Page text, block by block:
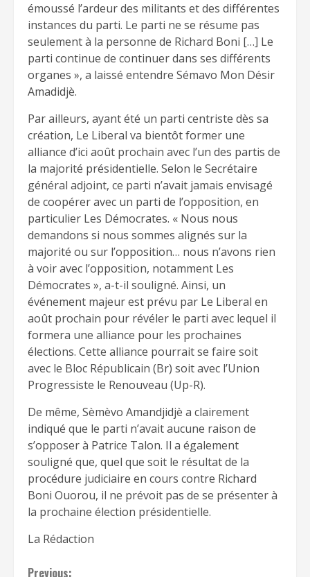
émoussé l’ardeur des militants et des différentes
instances du parti. Le parti ne se résume pas
seulement à la personne de Richard Boni […] Le
parti continue de continuer dans ses différents
organes », a laissé entendre Sémavo Mon Désir
Amadidjè.
Par ailleurs, ayant été un parti centriste dès sa
création, Le Liberal va bientôt former une
alliance d’ici août prochain avec l’un des partis de
la majorité présidentielle. Selon le Secrétaire
général adjoint, ce parti n’avait jamais envisagé
de coopérer avec un parti de l’opposition, en
particulier Les Démocrates. « Nous nous
demandons si nous sommes alignés sur la
majorité ou sur l’opposition… nous n’avons rien
à voir avec l’opposition, notamment Les
Démocrates », a-t-il souligné. Ainsi, un
événement majeur est prévu par Le Liberal en
août prochain pour révéler le parti avec lequel il
formera une alliance pour les prochaines
élections. Cette alliance pourrait se faire soit
avec le Bloc Républicain (Br) soit avec l’Union
Progressiste le Renouveau (Up-R).
De même, Sèmèvo Amandjidjè a clairement
indiqué que le parti n’avait aucune raison de
s’opposer à Patrice Talon. Il a également
souligné que, quel que soit le résultat de la
procédure judiciaire en cours contre Richard
Boni Ouorou, il ne prévoit pas de se présenter à
la prochaine élection présidentielle.
La Rédaction
Previous: